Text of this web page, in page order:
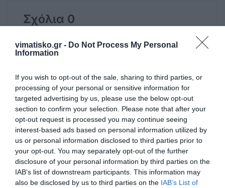
vimatisko.gr - Do Not Process My Personal
Information
If you wish to opt-out of the sale, sharing to third parties, or
processing of your personal or sensitive information for
targeted advertising by us, please use the below opt-out
section to confirm your selection. Please note that after your
opt-out request is processed you may continue seeing
interest-based ads based on personal information utilized by
us or personal information disclosed to third parties prior to
your opt-out. You may separately opt-out of the further
disclosure of your personal information by third parties on the
IAB’s list of downstream participants. This information may
also be disclosed by us to third parties on the IAB’s List of
Σχόλια 0
Πρόσθεσε ένα σχόλιο
ΟΝΟΜΑ
ΤΙΤΛΟΣ
ΣΧΟΛΙΟ